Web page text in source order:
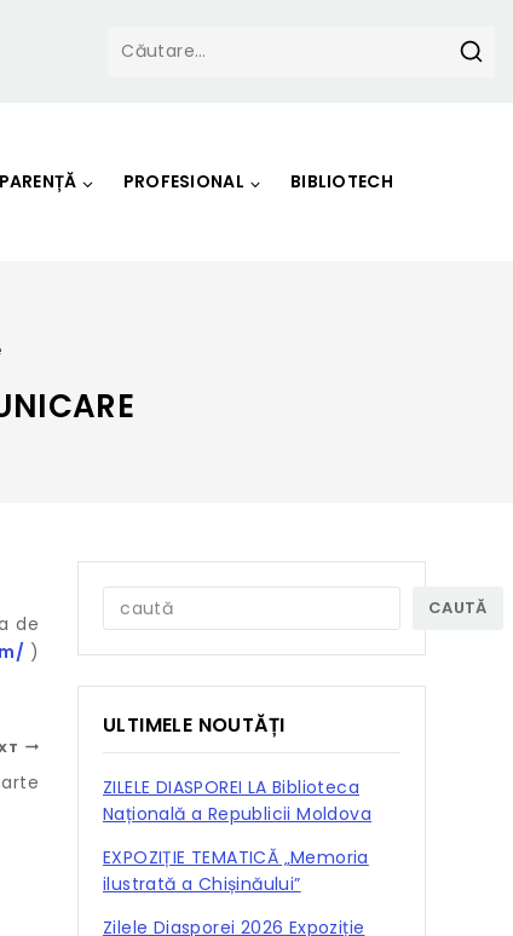
PROFESIONAL BIBLIOTECH
de
)
CAUTĂ
ULTIMELE NOUTĂȚI
ZILELE DIASPOREI LA Biblioteca
Națională a Republicii Moldova
EXPOZIȚIE TEMATICĂ „Memoria
ilustrată a Chișinăului”
Zilele Diasporei 2026 Expoziție